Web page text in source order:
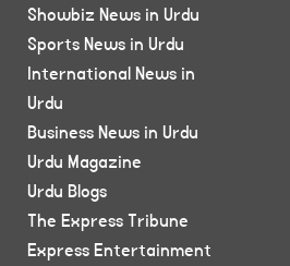
Showbiz News in Urdu
Sports News in Urdu
International News in
Urdu
Business News in Urdu
Urdu Magazine
Urdu Blogs
The Express Tribune
Express Entertainment